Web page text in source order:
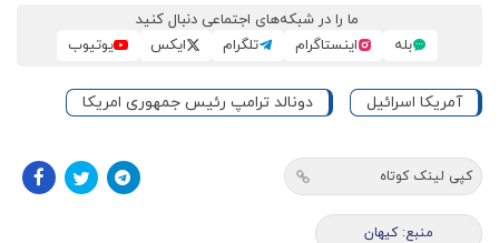
ما را در شبکه‌های اجتماعی دنبال کنید
بله
اینستاگرام تلگرام ایکس یوتیوب
آمریکا اسرائیل دونالد ترامپ رئیس جمهوری امریکا
کپی لینک کوتاه
منبع: کیهان